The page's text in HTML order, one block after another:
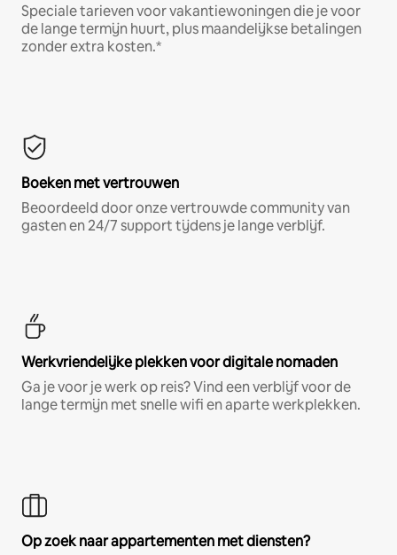
Speciale tarieven voor vakantiewoningen die je voor
de lange termijn huurt, plus maandelijkse betalingen
zonder extra kosten.*
Boeken met vertrouwen
Beoordeeld door onze vertrouwde community van
gasten en 24/7 support tijdens je lange verblijf.
Werkvriendelijke plekken voor digitale nomaden
Ga je voor je werk op reis? Vind een verblijf voor de
lange termijn met snelle wifi en aparte werkplekken.
Op zoek naar appartementen met diensten?